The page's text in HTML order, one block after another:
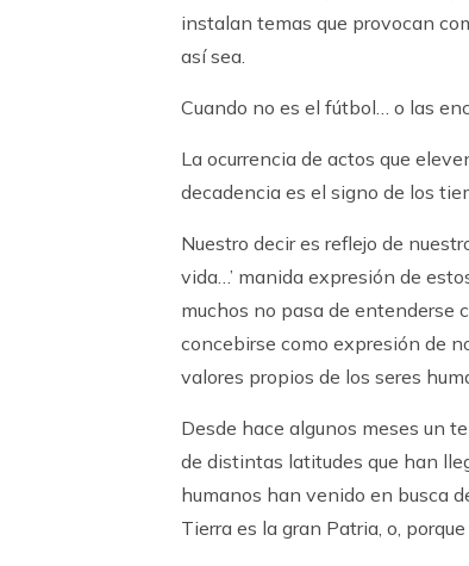
instalan temas que provocan
así sea.
Cuando no es el fútbol… o las
La ocurrencia de actos que
decadencia es el signo de los
Nuestro decir es reflejo de
vida…’ manida expresión de
muchos no pasa de entenderse
concebirse como expresión de
valores propios de los seres
Desde hace algunos meses un
de distintas latitudes que han
humanos han venido en busca
Tierra es la gran Patria, o,